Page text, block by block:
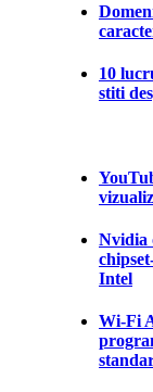
10
stiti
Nvidia
Intel
Wi-Fi